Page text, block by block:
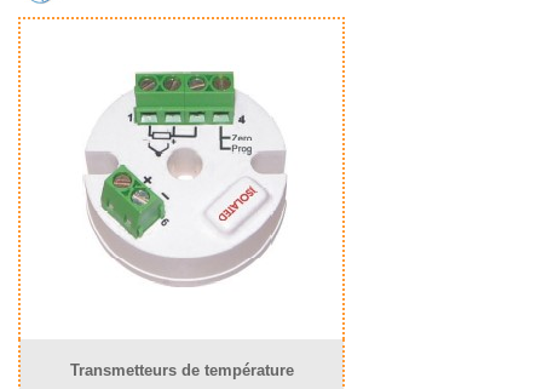
Transmetteurs de température